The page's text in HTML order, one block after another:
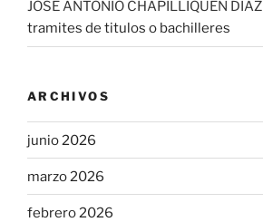
JOSE ANTONIO CHAPILLIQUEN DIAZ
tramites de titulos o bachilleres
ARCHIVOS
junio 2026
marzo 2026
febrero 2026